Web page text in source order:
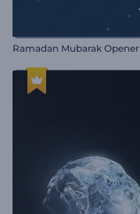
Ramadan Mubarak Opener